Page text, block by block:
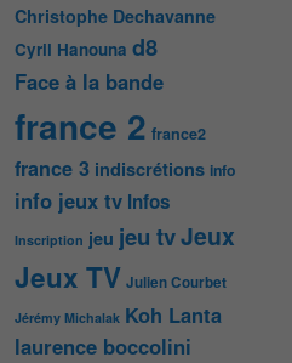
Christophe Dechavanne
Cyril Hanouna d8
Face à la bande
france 2 france2
france 3 indiscrétions info
info jeux tv Infos
Inscription jeu jeu tvJeux
Jeux TV Julien Courbet
Jérémy Michalak Koh Lanta
laurence boccolini